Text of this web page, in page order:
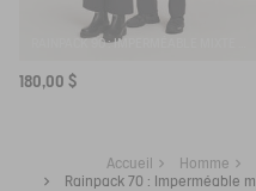
180,00 $
Accueil Homme
Rainpack 70 : Imperméable